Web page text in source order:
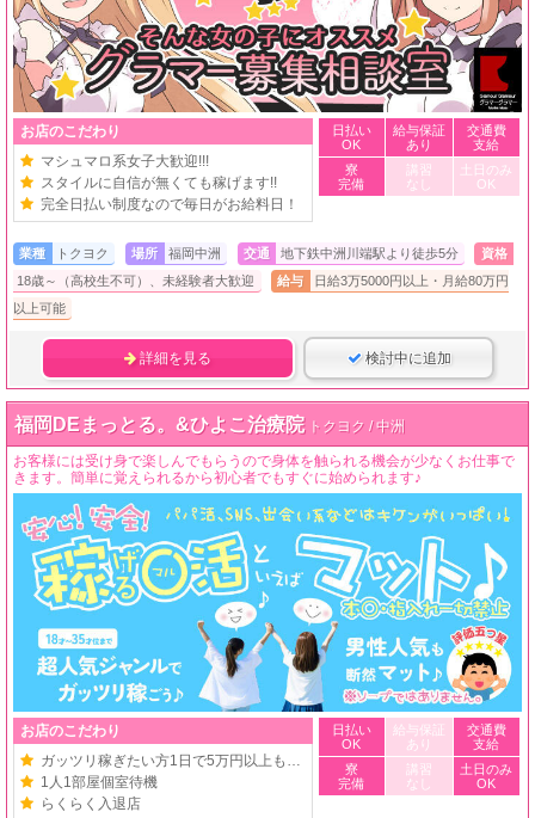
お店のこだわり
マシュマロ系女子大歓迎!!!
スタイルに自信が無くても稼げます!!
完全日払い制度なので毎日がお給料日！
日払い
OK
給与保証
あり
交通費
支給
寮
完備
講習
なし
土日のみ
OK
業種 トクヨク 場所 福岡中洲 交通 地下鉄中洲川端駅より徒歩5分
資格
18歳～（高校生不可）、未経験者大歓迎
給与
日給3万5000円以上・月給80万円
以上可能
詳細を見る 検討中に追加
福岡DEまっとる。&ひよこ治療院 トクヨク / 中洲
お客様には受け身で楽しんでもらうので身体を触られる機会が少なくお仕事で
きます。簡単に覚えられるから初心者でもすぐに始められます♪
お店のこだわり
ガッツリ稼ぎたい方1日で5万円以上も可！
1人1部屋個室待機
らくらく入退店
日払い
OK
給与保証
あり
交通費
支給
寮
完備
講習
なし
土日のみ
OK